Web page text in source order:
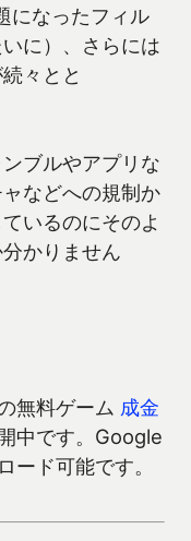
になったフィル
に）、さらには
々とと
ブルやアプリな
などへの規制か
いるのにそのよ
かりません
無料ゲーム 成金
中です。Google
ド可能です。